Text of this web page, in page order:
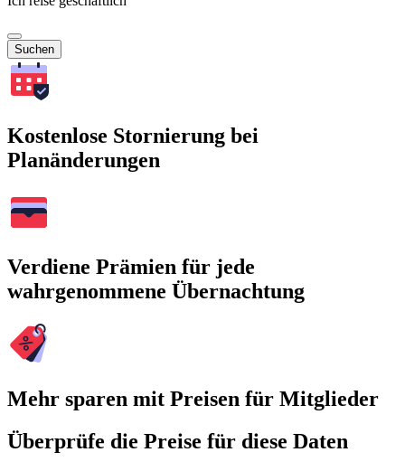
Suchen
Kostenlose Stornierung bei
Planänderungen
Verdiene Prämien für jede
wahrgenommene Übernachtung
Mehr sparen mit Preisen für Mitglieder
Überprüfe die Preise für diese Daten